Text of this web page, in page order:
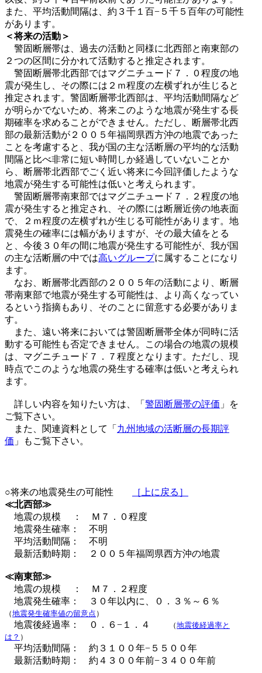
また、平均活動間隔は、約３千１百−５千５百年の可能性
があります。
＜将来の活動＞
警固断層帯は、過去の活動と同様に北西部と南東部の
２つの区間に分かれて活動すると推定されます。
警固断層帯北西部ではマグニチュード７．０程度の地
震が発生し、その際には２ｍ程度の左横ずれが生じると
推定されます。警固断層帯北西部は、平均活動間隔など
が明らかでないため、将来このような地震が発生する長
期確率を求めることができません。ただし、断層帯北西
部の最新活動が２００５年福岡県西方沖の地震であった
ことを考慮すると、我が国の主な活断層の平均的な活動
間隔と比べ非常に短い時間しか経過していないことか
ら、断層帯北西部でごく近い将来に今回評価したような
地震が発生する可能性は低いと考えられます。
警固断層帯南東部ではマグニチュード７．２程度の地
震が発生すると推定され、その際には断層近傍の地表面
で、２ｍ程度の左横ずれが生じる可能性があります。地
震発生の確率には幅がありますが、その最大値をとる
と、今後３０年の間に地震が発生する可能性が、我が国
の主な活断層の中では高いグループに属することになり
ます。
なお、断層帯北西部の２００５年の活動により、断層
帯南東部で地震が発生する可能性は、より高くなってい
るという指摘もあり、そのことに留意する必要がありま
す。
また、遠い将来においては警固断層帯全体が同時に活
動する可能性も否定できません。この場合の地震の規模
は、マグニチュード７．７程度となります。ただし、現
時点でこのような地震の発生する確率は低いと考えられ
ます。
詳しい内容を知りたい方は、「 警固断層帯の評価 」を
ご覧下さい。
また、関連資料として「 九州地域の活断層の長期評
価 」もご覧下さい。
○将来の地震発生の可能性
［上に戻る］
≪北西部≫
地震の規模 ： Ｍ７．０程度
地震発生確率： 不明
平均活動間隔： 不明
最新活動時期： ２００５年福岡県西方沖の地震
≪南東部≫
地震の規模 ： Ｍ７．２程度
地震発生確率： ３０年以内に、０．３％～６％
（地震発生確率値の留意点 ）
地震後経過率： ０．６−１．４ （地震後経過率と
は？ ）
平均活動間隔： 約３１００年−５５００年
最新活動時期： 約４３００年前−３４００年前